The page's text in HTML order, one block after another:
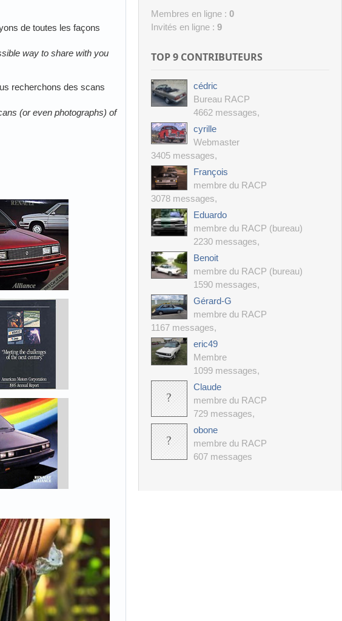
de toutes les façons
way to share with you
recherchons des scans
(or even photographs) of
Membres en ligne : 0
Invités en ligne : 9
TOP 9 CONTRIBUTEURS
cédric
Bureau RACP
4662 messages,
cyrille
Webmaster
3405 messages,
François
membre du RACP
3078 messages,
Eduardo
membre du RACP (bureau)
2230 messages,
Benoit
membre du RACP (bureau)
1590 messages,
Gérard-G
membre du RACP
1167 messages,
eric49
Membre
1099 messages,
Claude
membre du RACP
729 messages,
obone
membre du RACP
607 messages